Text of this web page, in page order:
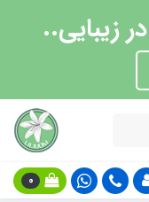
زیبایی..
0